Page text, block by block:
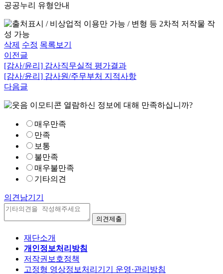
공공누리 유형안내
삭제 수정 목록보기
이전글
[감사/윤리] 감사직무실적 평가결과
[감사/윤리] 감사원/주무부처 지적사항
다음글
열람하신 정보에 대해 만족하십니까?
매우만족
만족
보통
불만족
매우불만족
기타의견
의견남기기
재단소개
개인정보처리방침
저작권보호정책
고정형 영상정보처리기기 운영·관리방침